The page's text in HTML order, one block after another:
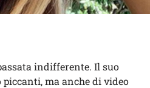
indifferente. Il suo
ma anche di video